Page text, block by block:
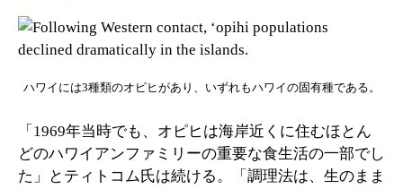
ハワイには3種類のオピヒがあり、いずれもハワイの固有種である。
「1969年当時でも、オピヒは海岸近くに住むほとん
どのハワイアンファミリーの重要な食生活の一部でし
た」とティトコム氏は続ける。「調理法は、生のまま